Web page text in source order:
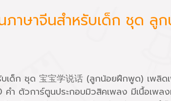
ภาษาจีนสำหรับเด็ก ชุด ลู
เด็ก ชุด 宝宝学说话 (ลูกน้อยฝึกพูด) เพลิด
ำ ตัวการ์ตูนประกอบมิวสิคเพลง มีเนื้อเพล